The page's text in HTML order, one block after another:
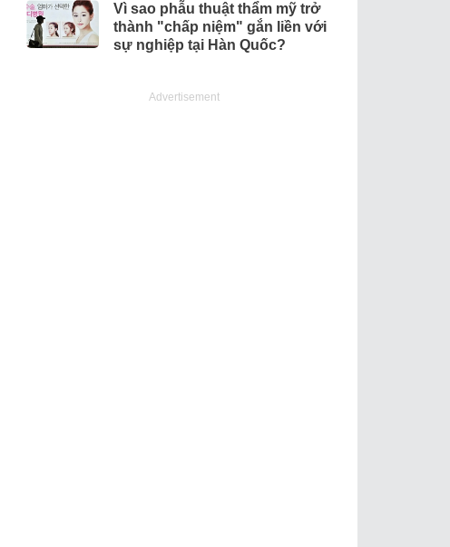
Vì sao phẫu thuật thẩm mỹ trở
thành "chấp niệm" gắn liền với
sự nghiệp tại Hàn Quốc?
Advertisement